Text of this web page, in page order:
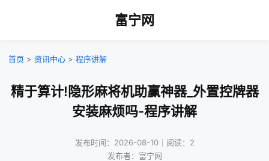
富宁网
首页 > 资讯中心 > 程序讲解
精于算计!隐形麻将机助赢神器_外置控牌器
安装麻烦吗-程序讲解
发布时间：2026-08-10｜阅读：2
发布者：富宁网